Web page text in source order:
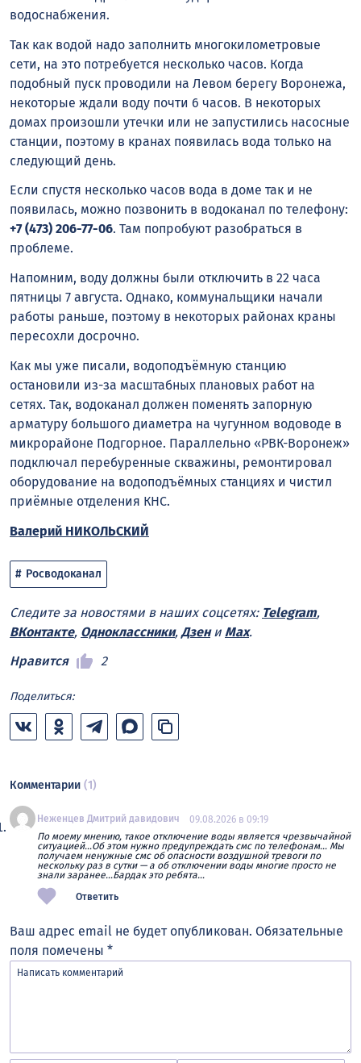
водоснабжения.
Так как водой надо заполнить многокилометровые
сети, на это потребуется несколько часов. Когда
подобный пуск проводили на Левом берегу Воронежа,
некоторые ждали воду почти 6 часов. В некоторых
домах произошли утечки или не запустились насосные
станции, поэтому в кранах появилась вода только на
следующий день.
Если спустя несколько часов вода в доме так и не
появилась, можно позвонить в водоканал по телефону:
+7 (473) 206-77-06. Там попробуют разобраться в
проблеме.
Напомним, воду должны были отключить в 22 часа
пятницы 7 августа. Однако, коммунальщики начали
работы раньше, поэтому в некоторых районах краны
пересохли досрочно.
Как мы уже писали, водоподъёмную станцию
остановили из-за масштабных плановых работ на
сетях. Так, водоканал должен поменять запорную
арматуру большого диаметра на чугунном водоводе в
микрорайоне Подгорное. Параллельно «РВК-Воронеж»
подключал перебуренные скважины, ремонтировал
оборудование на водоподъёмных станциях и чистил
приёмные отделения КНС.
Валерий НИКОЛЬСКИЙ
Росводоканал
Следите за новостями в наших соцсетях: Telegram,
ВКонтакте, Одноклассники, Дзени Max.
Нравится
2
Поделиться:
Комментарии (1)
Неженцев Дмитрий давидович
09.08.2026 в 09:19
По моему мнению, такое отключение воды является чрезвычайной
ситуацией…Об этом нужно предупреждать смс по телефонам… Мы
получаем ненужные смс об опасности воздушной тревоги по
нескольку раз в сутки — а об отключении воды многие просто не
знали заранее…Бардак это ребята…
Ответить
Ваш адрес email не будет опубликован. Обязательные
поля помечены *